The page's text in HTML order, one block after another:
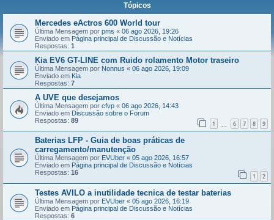
Tópicos
Mercedes eActros 600 World tour
Última Mensagem por pms « 06 ago 2026, 19:26
Enviado em Página principal de Discussão e Notícias
Respostas: 1
Kia EV6 GT-LINE com Ruido rolamento Motor traseiro
Última Mensagem por Nonnus « 06 ago 2026, 19:09
Enviado em Kia
Respostas: 7
A UVE que desejamos
Última Mensagem por cfvp « 06 ago 2026, 14:43
Enviado em Discussão sobre o Forum
Respostas: 89 1 6 7 8 9
Baterias LFP - Guia de boas práticas de
carregamento/manutenção
Última Mensagem por EVUber « 05 ago 2026, 16:57
Enviado em Página principal de Discussão e Notícias
Respostas: 16 1 2
Testes AVILO a inutilidade tecnica de testar baterias
Última Mensagem por EVUber « 05 ago 2026, 16:19
Enviado em Página principal de Discussão e Notícias
Respostas: 6